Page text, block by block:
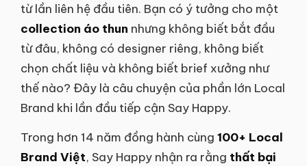
từ lần liên hệ đầu tiên. Bạn có ý tưởng cho một
collection áo thun nhưng không biết bắt đầu
từ đâu, không có designer riêng, không biết
chọn chất liệu và không biết brief xưởng như
thế nào? Đây là câu chuyện của phần lớn Local
Brand khi lần đầu tiếp cận Say Happy.
Trong hơn 14 năm đồng hành cùng 100+ Local
Brand Việt, Say Happy nhận ra rằng thất bại